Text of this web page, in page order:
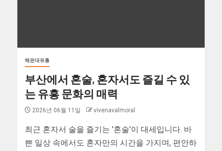
해운대유흥
부산에서 혼술, 혼자서도 즐길 수 있
는 유흥 문화의 매력
2026년 06월 11일 vivenavalmoral
최근 혼자서 술을 즐기는 '혼술'이 대세입니다. 바
쁜 일상 속에서도 혼자만의 시간을 가지며, 편안하